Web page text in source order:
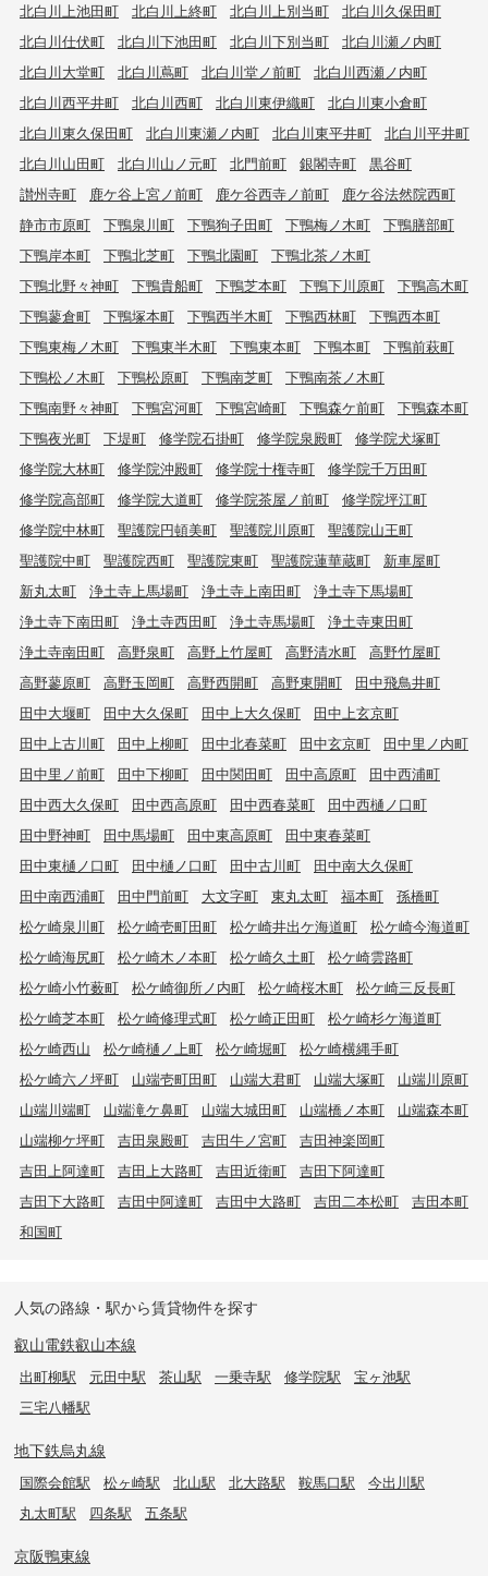
北白川上池田町
北白川上終町 北白川上別当町
北白川久保田町
北白川仕伏町
北白川下池田町 北白川下別当町
北白川瀬ノ内町
北白川大堂町
北白川蔦町 北白川堂ノ前町
北白川西瀬ノ内町
北白川西平井町
北白川西町 北白川東伊織町
北白川東小倉町
北白川東久保田町
北白川東瀬ノ内町 北白川東平井町
北白川平井町
北白川山田町
北白川山ノ元町 北門前町 銀閣寺町
黒谷町
讃州寺町
鹿ケ谷上宮ノ前町 鹿ケ谷西寺ノ前町
鹿ケ谷法然院西町
静市市原町
下鴨泉川町 下鴨狗子田町 下鴨梅ノ木町
下鴨膳部町
下鴨岸本町
下鴨北芝町 下鴨北園町
下鴨北茶ノ木町
下鴨北野々神町
下鴨貴船町 下鴨芝本町 下鴨下川原町
下鴨高木町
下鴨蓼倉町
下鴨塚本町 下鴨西半木町 下鴨西林町
下鴨西本町
下鴨東梅ノ木町
下鴨東半木町 下鴨東本町 下鴨本町
下鴨前萩町
下鴨松ノ木町
下鴨松原町 下鴨南芝町
下鴨南茶ノ木町
下鴨南野々神町
下鴨宮河町 下鴨宮崎町 下鴨森ケ前町
下鴨森本町
下鴨夜光町
下堤町 修学院石掛町 修学院泉殿町
修学院犬塚町
修学院大林町
修学院沖殿町 修学院十権寺町
修学院千万田町
修学院高部町
修学院大道町 修学院茶屋ノ前町
修学院坪江町
修学院中林町
聖護院円頓美町 聖護院川原町
聖護院山王町
聖護院中町
聖護院西町 聖護院東町 聖護院蓮華蔵町
新車屋町
新丸太町
浄土寺上馬場町 浄土寺上南田町
浄土寺下馬場町
浄土寺下南田町
浄土寺西田町 浄土寺馬場町
浄土寺東田町
浄土寺南田町
高野泉町 高野上竹屋町 高野清水町
高野竹屋町
高野蓼原町
高野玉岡町 高野西開町 高野東開町
田中飛鳥井町
田中大堰町
田中大久保町 田中上大久保町
田中上玄京町
田中上古川町
田中上柳町 田中北春菜町 田中玄京町
田中里ノ内町
田中里ノ前町
田中下柳町 田中関田町 田中高原町
田中西浦町
田中西大久保町
田中西高原町 田中西春菜町
田中西樋ノ口町
田中野神町
田中馬場町 田中東高原町
田中東春菜町
田中東樋ノ口町
田中樋ノ口町 田中古川町
田中南大久保町
田中南西浦町
田中門前町 大文字町 東丸太町 福本町
孫橋町
松ケ崎泉川町
松ケ崎壱町田町 松ケ崎井出ケ海道町
松ケ崎今海道町
松ケ崎海尻町
松ケ崎木ノ本町 松ケ崎久土町
松ケ崎雲路町
松ケ崎小竹薮町
松ケ崎御所ノ内町 松ケ崎桜木町
松ケ崎三反長町
松ケ崎芝本町
松ケ崎修理式町 松ケ崎正田町
松ケ崎杉ケ海道町
松ケ崎西山
松ケ崎樋ノ上町 松ケ崎堀町
松ケ崎横縄手町
松ケ崎六ノ坪町
山端壱町田町 山端大君町 山端大塚町
山端川原町
山端川端町
山端滝ケ鼻町 山端大城田町 山端橋ノ本町
山端森本町
山端柳ケ坪町
吉田泉殿町 吉田牛ノ宮町
吉田神楽岡町
吉田上阿達町
吉田上大路町 吉田近衛町
吉田下阿達町
吉田下大路町
吉田中阿達町 吉田中大路町 吉田二本松町
吉田本町
和国町
人気の路線・駅から賃貸物件を探す
叡山電鉄叡山本線
出町柳駅 元田中駅 茶山駅 一乗寺駅 修学院駅
宝ヶ池駅
三宅八幡駅
地下鉄烏丸線
国際会館駅 松ヶ崎駅 北山駅 北大路駅 鞍馬口駅
今出川駅
丸太町駅
四条駅 五条駅
京阪鴨東線